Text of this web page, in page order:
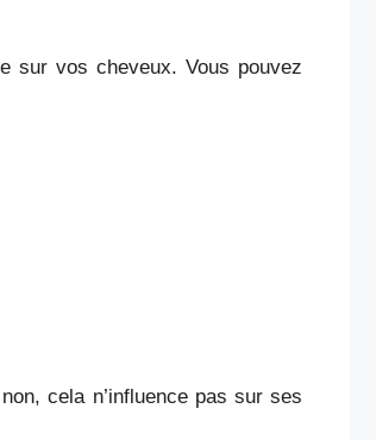
sur vos cheveux. Vous pouvez
cela n’influence pas sur ses